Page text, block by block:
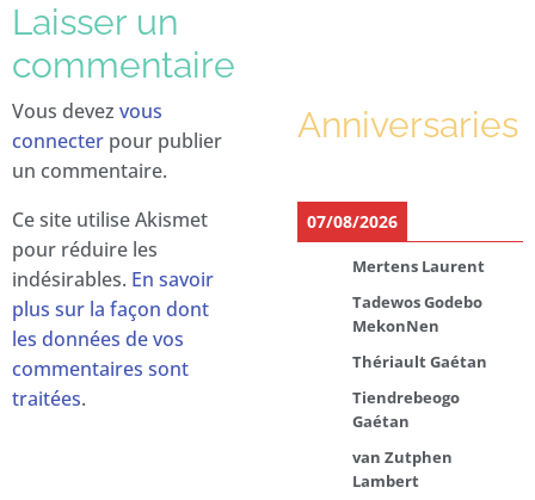
Laisser un
commentaire
Vous devez vous
connecter pour publier
un commentaire.
Ce site utilise Akismet
pour réduire les
indésirables. En savoir
plus sur la façon dont
les données de vos
commentaires sont
traitées.
Anniversaries
07/08/2026
Mertens Laurent
Tadewos Godebo
MekonNen
Thériault Gaétan
Tiendrebeogo
Gaétan
van Zutphen
Lambert